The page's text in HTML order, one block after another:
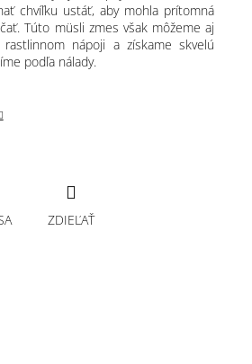
chvíľku ustáť, aby mohla prítomná
Túto müsli zmes však môžeme aj
nápoji a získame skvelú
podľa nálady.
ZDIEĽAŤ